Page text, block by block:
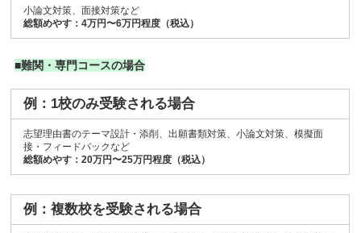
小論文対策、面接対策など
総額めやす：4万円〜6万円程度（税込）
■難関・専門コースの場合
例：1校のみ受験される場合
志望理由書のテーマ設計・添削、出願書類対策、小論文対策、模擬面
接・フィードバックなど
総額めやす：20万円〜25万円程度（税込）
例：複数校を受験される場合